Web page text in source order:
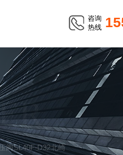
咨询
热线
阀SL40F-D32北崎